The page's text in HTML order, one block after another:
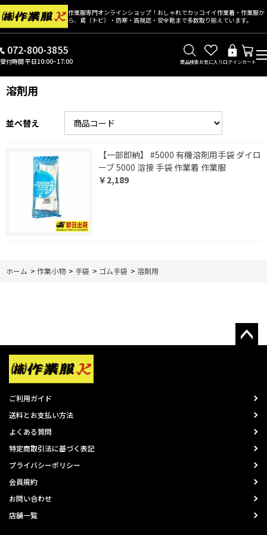
作業服専門オンラインショップ！おしゃれでカッコイイ作業着・作業服か
ら、鳶（トビ）・防寒・高視認・安全靴まで多数取り揃えています。
072-800-3855
受付時間 平日10:00~17:00 商品検索お気に入りログインカート
溶剤用
並べ替え
【一部即納】 #5000 有機溶剤用手袋 ダイロ
ーブ 5000 溶接 手袋 作業着 作業服
￥2,189
ホーム > 作業小物 > 手袋 > ゴム手袋 > 溶剤用
ご利用ガイド
送料とお支払い方法
よくある質問
特定商取引法に基づく表記
プライバシーポリシー
会員規約
お問い合わせ
店舗一覧